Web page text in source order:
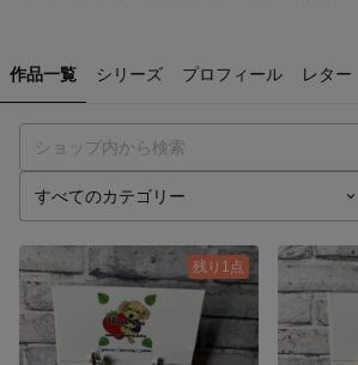
作品一覧 シリーズ プロフィール レター
残り1点